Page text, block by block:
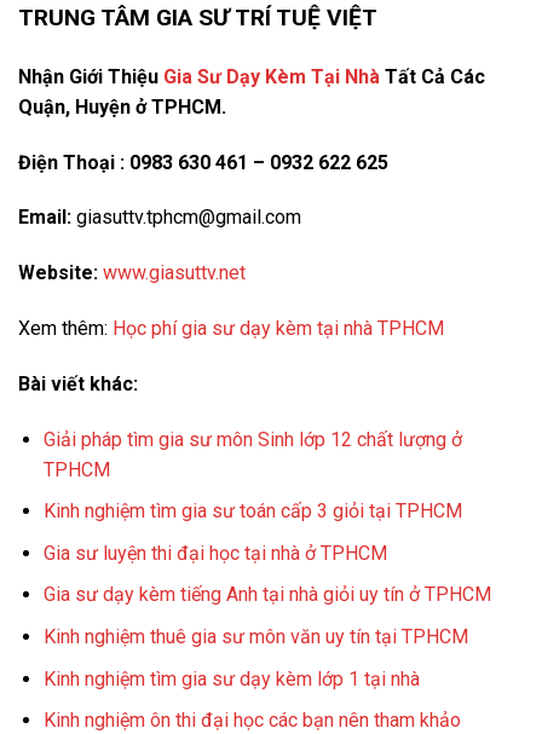
TRUNG TÂM GIA SƯ TRÍ TUỆ VIỆT
Nhận Giới Thiệu Gia Sư Dạy Kèm Tại Nhà Tất Cả Các
Quận, Huyện ở TPHCM.
Điện Thoại : 0983 630 461 – 0932 622 625
Email: giasuttv.tphcm@gmail.com
Website: www.giasuttv.net
Xem thêm: Học phí gia sư dạy kèm tại nhà TPHCM
Bài viết khác:
Giải pháp tìm gia sư môn Sinh lớp 12 chất lượng ở
TPHCM
Kinh nghiệm tìm gia sư toán cấp 3 giỏi tại TPHCM
Gia sư luyện thi đại học tại nhà ở TPHCM
Gia sư dạy kèm tiếng Anh tại nhà giỏi uy tín ở TPHCM
Kinh nghiệm thuê gia sư môn văn uy tín tại TPHCM
Kinh nghiệm tìm gia sư dạy kèm lớp 1 tại nhà
Kinh nghiệm ôn thi đại học các bạn nên tham khảo